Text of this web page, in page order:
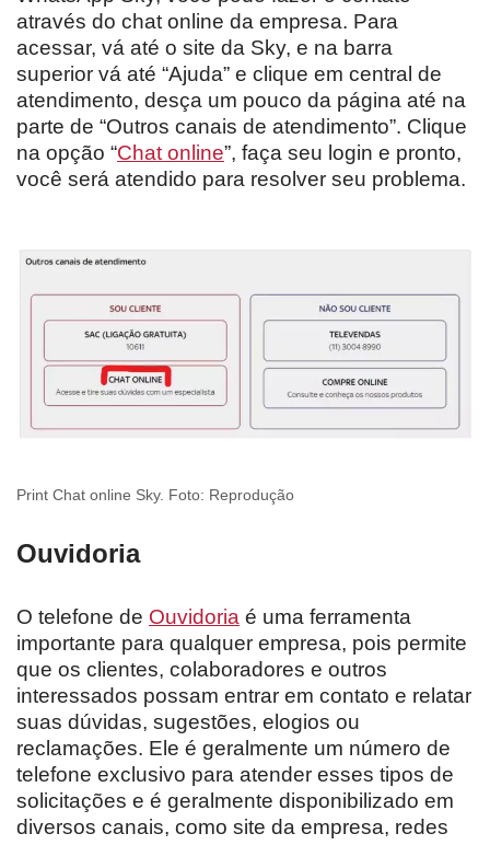
através do chat online da empresa. Para
acessar, vá até o site da Sky, e na barra
superior vá até “Ajuda” e clique em central de
atendimento, desça um pouco da página até na
parte de “Outros canais de atendimento”. Clique
na opção “Chat online”, faça seu login e pronto,
você será atendido para resolver seu problema.
Print Chat online Sky. Foto: Reprodução
Ouvidoria
O telefone de Ouvidoria é uma ferramenta
importante para qualquer empresa, pois permite
que os clientes, colaboradores e outros
interessados possam entrar em contato e relatar
suas dúvidas, sugestões, elogios ou
reclamações. Ele é geralmente um número de
telefone exclusivo para atender esses tipos de
solicitações e é geralmente disponibilizado em
diversos canais, como site da empresa, redes